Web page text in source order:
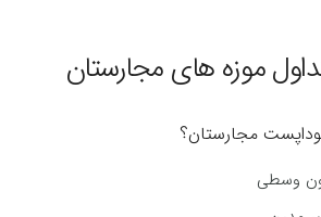
موزه های مجارستان
وسطی